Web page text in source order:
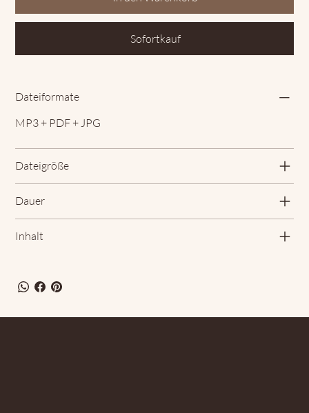
Sofortkauf
Dateiformate
MP3 + PDF + JPG
Dateigröße
Dauer
Inhalt